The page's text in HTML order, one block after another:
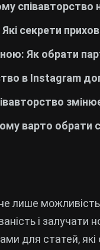
співавторство
секрети
Як обрати
в Instagram
варто обрати
лише
і залучати
для статей,